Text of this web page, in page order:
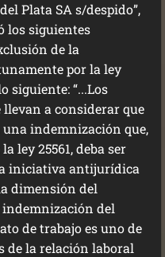
Plata SA s/despido”,
los siguientes
de la
por la ley
siguiente: “...Los
a considerar que
indemnización que,
ley 25561, deba ser
iniciativa antijurídica
dimensión del
indemnización del
de trabajo es uno de
de la relación laboral